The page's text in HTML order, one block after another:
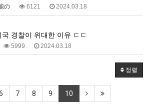
の 6121 2024.03.18
국 경찰이 위대한 이유 ㄷㄷ
5999 2024.03.18
정렬
7 8 9 10